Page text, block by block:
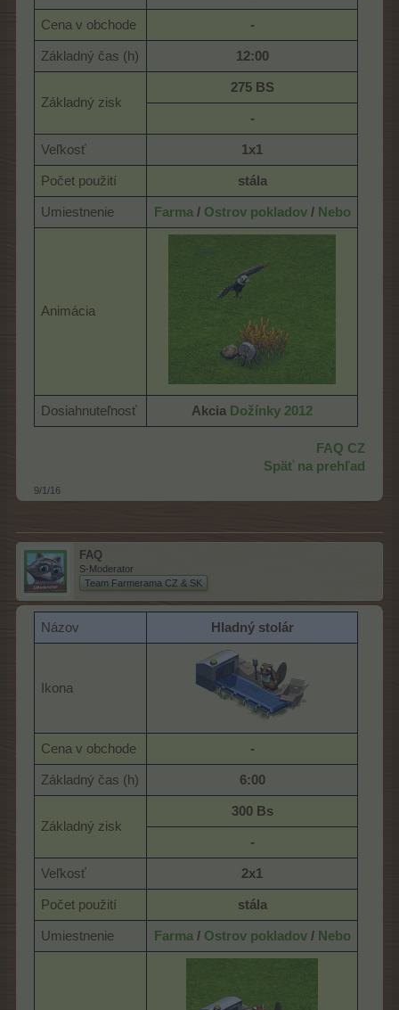
Cena v obchode -
Základný čas (h) 12:00
Základný zisk
275 BS
-
Veľkosť 1x1
Počet použití stála
Umiestnenie Farma/ Ostrov pokladov/ Nebo
Animácia
Dosiahnuteľnosť Akcia Dožínky 2012
FAQ CZ
Späť na prehľad
9/1/16
FAQ
S-Moderator
Team Farmerama CZ & SK
Názov Hladný stolár
Ikona
Cena v obchode -
Základný čas (h) 6:00
Základný zisk
300 Bs
-
Veľkosť 2x1
Počet použití stála
Umiestnenie Farma/ Ostrov pokladov/ Nebo